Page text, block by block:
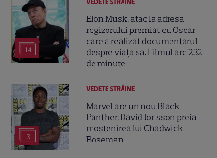
14
VEDETE STRĂINE
Elon Musk, atac la adresa
regizorului premiat cu Oscar
care a realizat documentarul
despre viața sa. Filmul are 232
de minute
3
VEDETE STRĂINE
Marvel are un nou Black
Panther. David Jonsson preia
moștenirea lui Chadwick
Boseman